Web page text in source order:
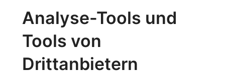
Analyse-Tools und
Tools von
Drittanbietern